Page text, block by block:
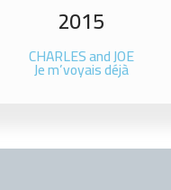
2015
CHARLES and JOE
Je m’voyais déjà